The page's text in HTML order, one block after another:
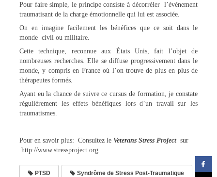
Pour faire simple, le principe consiste à décorréler l’événement
traumatisant de la charge émotionnelle qui lui est associée.
On en imagine facilement les bénéfices que ce soit dans le
monde civil ou militaire.
Cette technique, reconnue aux États Unis, fait l’objet de
nombreuses recherches. Elle se diffuse progressivement dans le
monde, y compris en France où l’on trouve de plus en plus de
thérapeutes formés.
Ayant eu la chance de suivre ce cursus de formation, je constate
régulièrement les effets bénéfiques lors d’un travail sur les
traumatismes.
Pour en savoir plus: Consultez le Veterans Stress Project sur
http://www.stressproject.org
PTSD Syndrôme de Stress Post-Traumatique